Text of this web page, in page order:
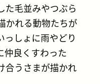
た毛並みやつぶら
かれる動物たちが
っしょに雨やどり
仲良くすわった
合うさまが描かれ